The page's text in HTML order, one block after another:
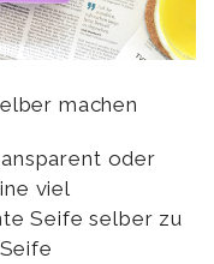
oder
viel
Seife selber zu